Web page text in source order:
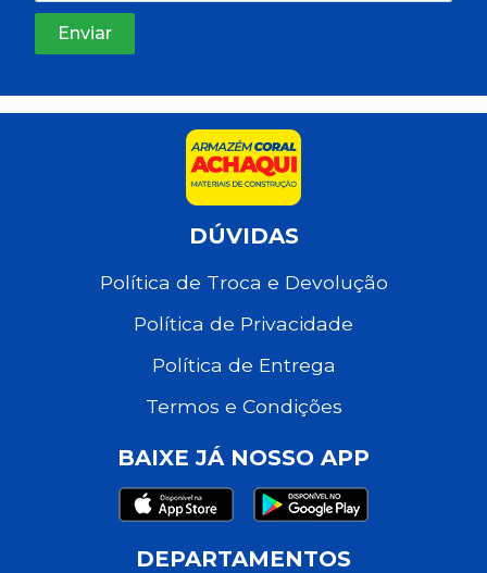
DÚVIDAS
Política de Troca e Devolução
Política de Privacidade
Política de Entrega
Termos e Condições
BAIXE JÁ NOSSO APP
DEPARTAMENTOS